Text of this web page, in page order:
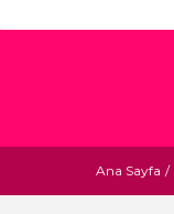
Ana Sayfa /